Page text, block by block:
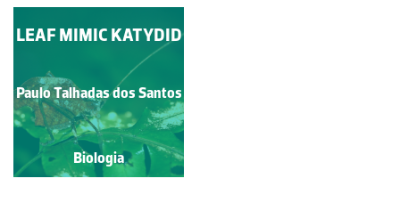
LEAF MIMIC KATYDID
Paulo Talhadas dos Santos
Biologia